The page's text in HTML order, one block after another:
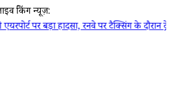
ब्रेकिंग न्यूज़:
रनवे पर टैक्सिंग के दौरान ट्रेनी एयरक्राफ्ट